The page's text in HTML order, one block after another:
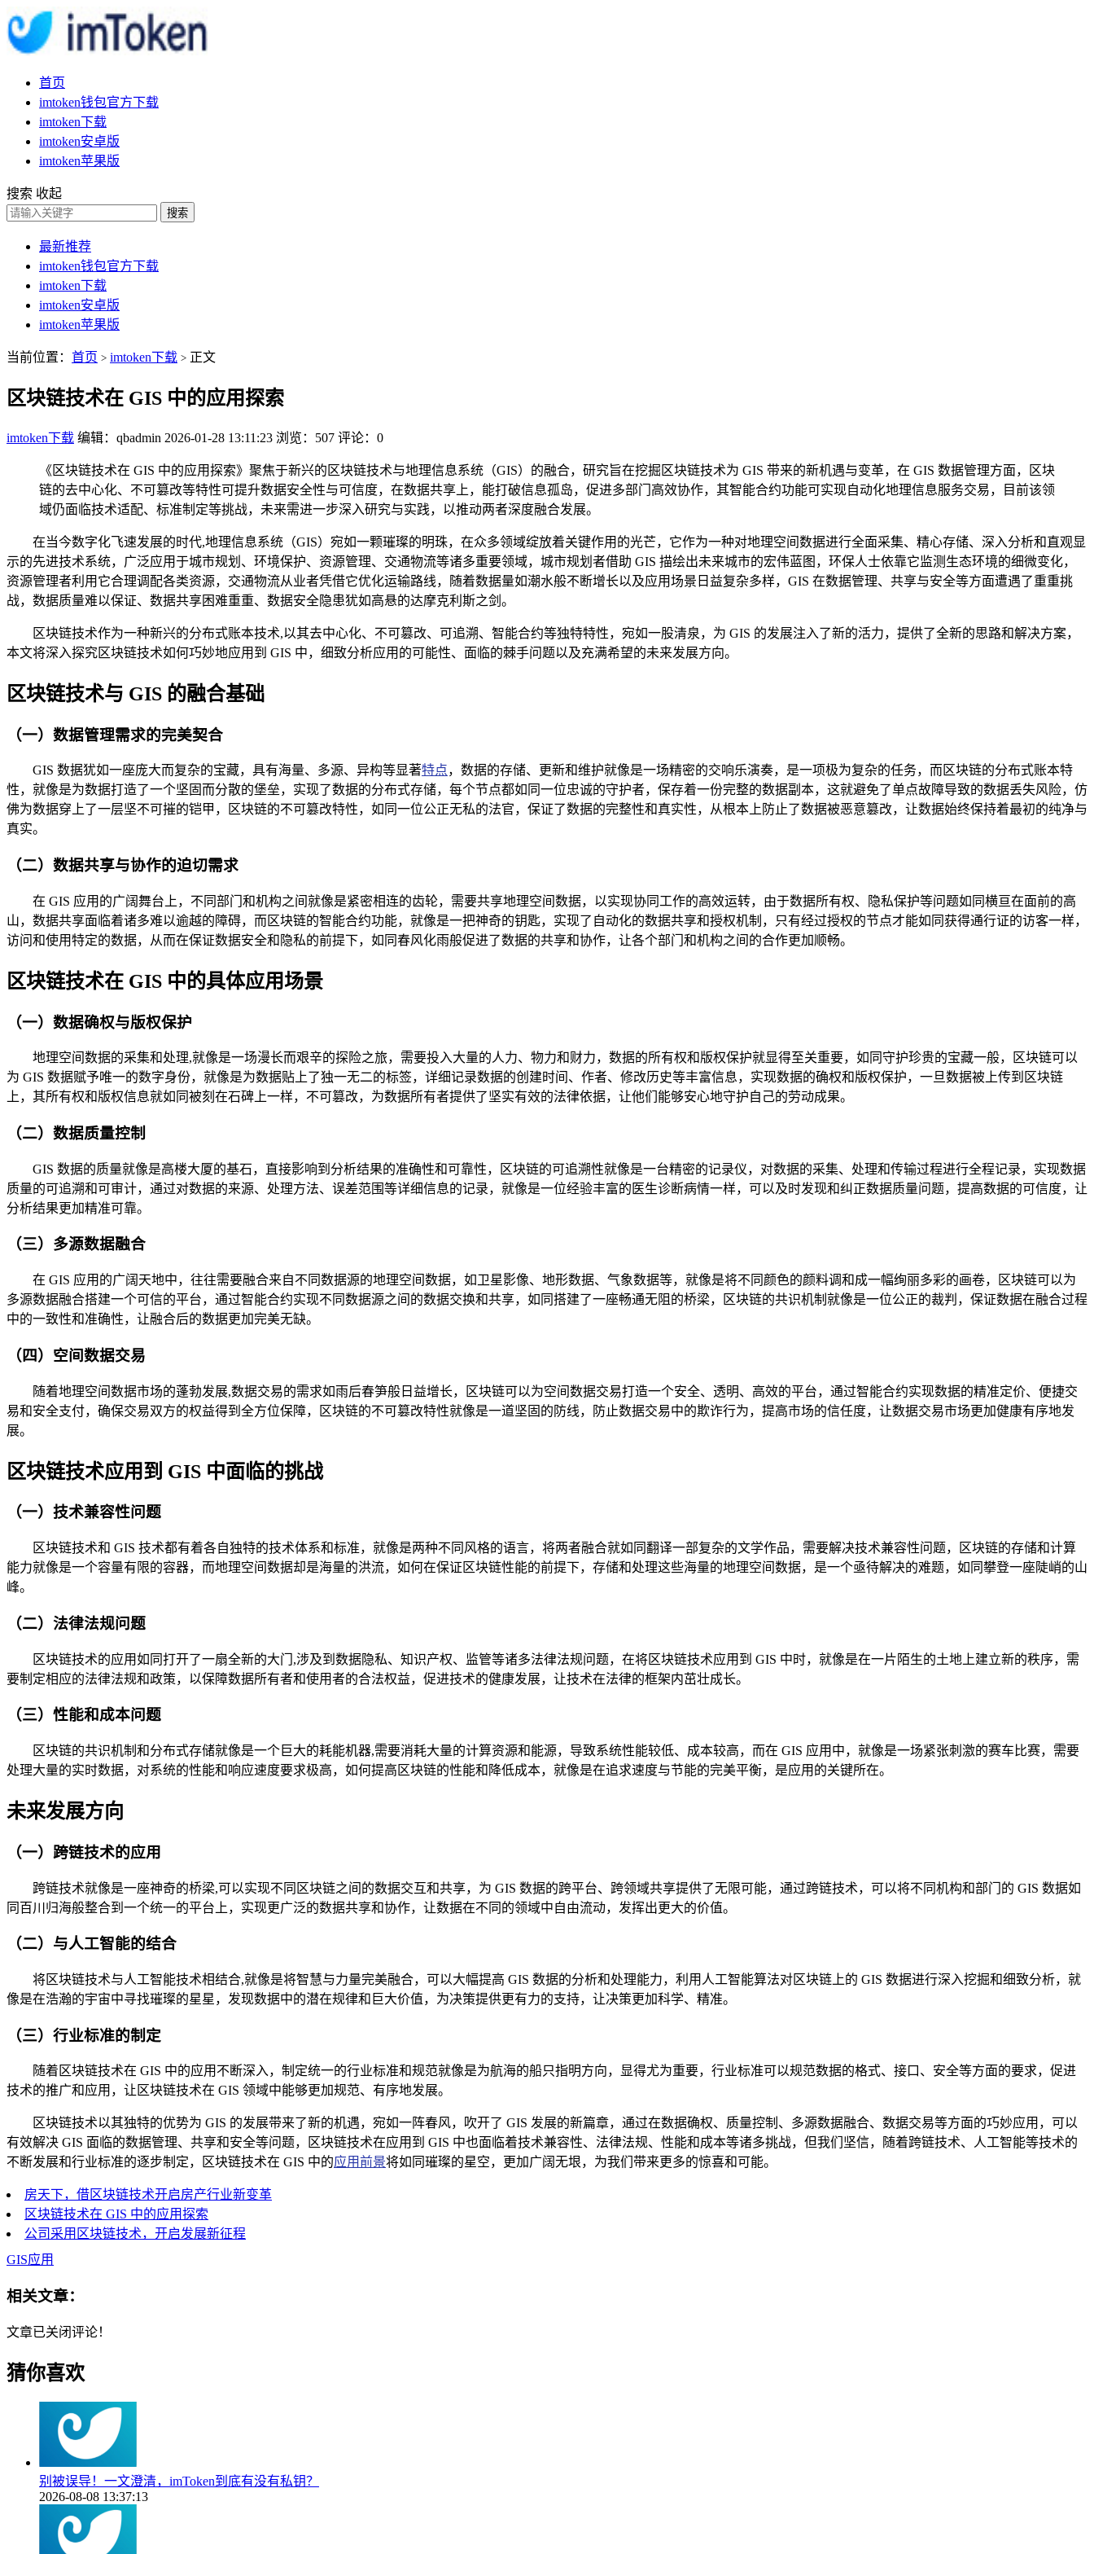
首页
imtoken钱包官方下载
imtoken下载
imtoken安卓版
imtoken苹果版
搜索 收起
搜索
最新推荐
imtoken钱包官方下载
imtoken下载
imtoken安卓版
imtoken苹果版
当前位置： 首页 > imtoken下载 > 正文
区块链技术在 GIS 中的应用探索
imtoken下载 编辑：qbadmin 2026-01-28 13:11:23 浏览：507 评论：0
《区块链技术在 GIS 中的应用探索》聚焦于新兴的区块链技术与地理信息系统（GIS）的融合，研究旨在挖掘区块链技术为 GIS 带来的新机遇与变革，在 GIS 数据管理方面，区块
链的去中心化、不可篡改等特性可提升数据安全性与可信度，在数据共享上，能打破信息孤岛，促进多部门高效协作，其智能合约功能可实现自动化地理信息服务交易，目前该领
域仍面临技术适配、标准制定等挑战，未来需进一步深入研究与实践，以推动两者深度融合发展。
在当今数字化飞速发展的时代,地理信息系统（GIS）宛如一颗璀璨的明珠，在众多领域绽放着关键作用的光芒，它作为一种对地理空间数据进行全面采集、精心存储、深入分析和直观显
示的先进技术系统，广泛应用于城市规划、环境保护、资源管理、交通物流等诸多重要领域，城市规划者借助 GIS 描绘出未来城市的宏伟蓝图，环保人士依靠它监测生态环境的细微变化，
资源管理者利用它合理调配各类资源，交通物流从业者凭借它优化运输路线，随着数据量如潮水般不断增长以及应用场景日益复杂多样，GIS 在数据管理、共享与安全等方面遭遇了重重挑
战，数据质量难以保证、数据共享困难重重、数据安全隐患犹如高悬的达摩克利斯之剑。
区块链技术作为一种新兴的分布式账本技术,以其去中心化、不可篡改、可追溯、智能合约等独特特性，宛如一股清泉，为 GIS 的发展注入了新的活力，提供了全新的思路和解决方案，
本文将深入探究区块链技术如何巧妙地应用到 GIS 中，细致分析应用的可能性、面临的棘手问题以及充满希望的未来发展方向。
区块链技术与 GIS 的融合基础
（一）数据管理需求的完美契合
GIS 数据犹如一座庞大而复杂的宝藏，具有海量、多源、异构等显著特点，数据的存储、更新和维护就像是一场精密的交响乐演奏，是一项极为复杂的任务，而区块链的分布式账本特
性，就像是为数据打造了一个坚固而分散的堡垒，实现了数据的分布式存储，每个节点都如同一位忠诚的守护者，保存着一份完整的数据副本，这就避免了单点故障导致的数据丢失风险，仿
佛为数据穿上了一层坚不可摧的铠甲，区块链的不可篡改特性，如同一位公正无私的法官，保证了数据的完整性和真实性，从根本上防止了数据被恶意篡改，让数据始终保持着最初的纯净与
真实。
（二）数据共享与协作的迫切需求
在 GIS 应用的广阔舞台上，不同部门和机构之间就像是紧密相连的齿轮，需要共享地理空间数据，以实现协同工作的高效运转，由于数据所有权、隐私保护等问题如同横亘在面前的高
山，数据共享面临着诸多难以逾越的障碍，而区块链的智能合约功能，就像是一把神奇的钥匙，实现了自动化的数据共享和授权机制，只有经过授权的节点才能如同获得通行证的访客一样，
访问和使用特定的数据，从而在保证数据安全和隐私的前提下，如同春风化雨般促进了数据的共享和协作，让各个部门和机构之间的合作更加顺畅。
区块链技术在 GIS 中的具体应用场景
（一）数据确权与版权保护
地理空间数据的采集和处理,就像是一场漫长而艰辛的探险之旅，需要投入大量的人力、物力和财力，数据的所有权和版权保护就显得至关重要，如同守护珍贵的宝藏一般，区块链可以
为 GIS 数据赋予唯一的数字身份，就像是为数据贴上了独一无二的标签，详细记录数据的创建时间、作者、修改历史等丰富信息，实现数据的确权和版权保护，一旦数据被上传到区块链
上，其所有权和版权信息就如同被刻在石碑上一样，不可篡改，为数据所有者提供了坚实有效的法律依据，让他们能够安心地守护自己的劳动成果。
（二）数据质量控制
GIS 数据的质量就像是高楼大厦的基石，直接影响到分析结果的准确性和可靠性，区块链的可追溯性就像是一台精密的记录仪，对数据的采集、处理和传输过程进行全程记录，实现数据
质量的可追溯和可审计，通过对数据的来源、处理方法、误差范围等详细信息的记录，就像是一位经验丰富的医生诊断病情一样，可以及时发现和纠正数据质量问题，提高数据的可信度，让
分析结果更加精准可靠。
（三）多源数据融合
在 GIS 应用的广阔天地中，往往需要融合来自不同数据源的地理空间数据，如卫星影像、地形数据、气象数据等，就像是将不同颜色的颜料调和成一幅绚丽多彩的画卷，区块链可以为
多源数据融合搭建一个可信的平台，通过智能合约实现不同数据源之间的数据交换和共享，如同搭建了一座畅通无阻的桥梁，区块链的共识机制就像是一位公正的裁判，保证数据在融合过程
中的一致性和准确性，让融合后的数据更加完美无缺。
（四）空间数据交易
随着地理空间数据市场的蓬勃发展,数据交易的需求如雨后春笋般日益增长，区块链可以为空间数据交易打造一个安全、透明、高效的平台，通过智能合约实现数据的精准定价、便捷交
易和安全支付，确保交易双方的权益得到全方位保障，区块链的不可篡改特性就像是一道坚固的防线，防止数据交易中的欺诈行为，提高市场的信任度，让数据交易市场更加健康有序地发
展。
区块链技术应用到 GIS 中面临的挑战
（一）技术兼容性问题
区块链技术和 GIS 技术都有着各自独特的技术体系和标准，就像是两种不同风格的语言，将两者融合就如同翻译一部复杂的文学作品，需要解决技术兼容性问题，区块链的存储和计算
能力就像是一个容量有限的容器，而地理空间数据却是海量的洪流，如何在保证区块链性能的前提下，存储和处理这些海量的地理空间数据，是一个亟待解决的难题，如同攀登一座陡峭的山
峰。
（二）法律法规问题
区块链技术的应用如同打开了一扇全新的大门,涉及到数据隐私、知识产权、监管等诸多法律法规问题，在将区块链技术应用到 GIS 中时，就像是在一片陌生的土地上建立新的秩序，需
要制定相应的法律法规和政策，以保障数据所有者和使用者的合法权益，促进技术的健康发展，让技术在法律的框架内茁壮成长。
（三）性能和成本问题
区块链的共识机制和分布式存储就像是一个巨大的耗能机器,需要消耗大量的计算资源和能源，导致系统性能较低、成本较高，而在 GIS 应用中，就像是一场紧张刺激的赛车比赛，需要
处理大量的实时数据，对系统的性能和响应速度要求极高，如何提高区块链的性能和降低成本，就像是在追求速度与节能的完美平衡，是应用的关键所在。
未来发展方向
（一）跨链技术的应用
跨链技术就像是一座神奇的桥梁,可以实现不同区块链之间的数据交互和共享，为 GIS 数据的跨平台、跨领域共享提供了无限可能，通过跨链技术，可以将不同机构和部门的 GIS 数据如
同百川归海般整合到一个统一的平台上，实现更广泛的数据共享和协作，让数据在不同的领域中自由流动，发挥出更大的价值。
（二）与人工智能的结合
将区块链技术与人工智能技术相结合,就像是将智慧与力量完美融合，可以大幅提高 GIS 数据的分析和处理能力，利用人工智能算法对区块链上的 GIS 数据进行深入挖掘和细致分析，就
像是在浩瀚的宇宙中寻找璀璨的星星，发现数据中的潜在规律和巨大价值，为决策提供更有力的支持，让决策更加科学、精准。
（三）行业标准的制定
随着区块链技术在 GIS 中的应用不断深入，制定统一的行业标准和规范就像是为航海的船只指明方向，显得尤为重要，行业标准可以规范数据的格式、接口、安全等方面的要求，促进
技术的推广和应用，让区块链技术在 GIS 领域中能够更加规范、有序地发展。
区块链技术以其独特的优势为 GIS 的发展带来了新的机遇，宛如一阵春风，吹开了 GIS 发展的新篇章，通过在数据确权、质量控制、多源数据融合、数据交易等方面的巧妙应用，可以
有效解决 GIS 面临的数据管理、共享和安全等问题，区块链技术在应用到 GIS 中也面临着技术兼容性、法律法规、性能和成本等诸多挑战，但我们坚信，随着跨链技术、人工智能等技术的
不断发展和行业标准的逐步制定，区块链技术在 GIS 中的应用前景将如同璀璨的星空，更加广阔无垠，为我们带来更多的惊喜和可能。
房天下，借区块链技术开启房产行业新变革
区块链技术在 GIS 中的应用探索
公司采用区块链技术，开启发展新征程
GIS应用
相关文章：
文章已关闭评论！
猜你喜欢
别被误导！一文澄清，imToken到底有没有私钥？
2026-08-08 13:37:13